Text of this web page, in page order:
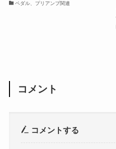
ペダル、プリアンプ関連
コメント
コメントする